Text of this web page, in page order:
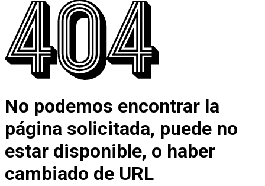
No podemos encontrar la
página solicitada, puede no
estar disponible, o haber
cambiado de URL